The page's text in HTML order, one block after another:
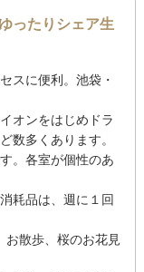
ったりシェア生
スに便利。池袋・
オンをはじめドラ
数多くあります。
。各室が個性のあ
耗品は、週に１回
お散歩、桜のお花見